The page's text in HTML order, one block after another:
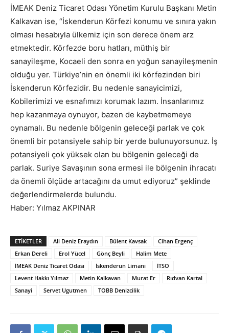
İMEAK Deniz Ticaret Odası Yönetim Kurulu Başkanı Metin
Kalkavan ise, “İskenderun Körfezi konumu ve sınıra yakın
olması hesabıyla ülkemiz için son derece önem arz
etmektedir. Körfezde boru hatları, müthiş bir
sanayileşme, Kocaeli den sonra en yoğun sanayileşmenin
olduğu yer. Türkiye’nin en önemli iki körfezinden biri
İskenderun Körfezidir. Bu nedenle sanayicimizi,
Kobilerimizi ve esnafımızı korumak lazım. İnsanlarımız
hep kazanmaya oynuyor, bazen de kaybetmemeye
oynamalı. Bu nedenle bölgenin geleceği parlak ve çok
önemli bir potansiyele sahip bir yerde bulunuyorsunuz. İş
potansiyeli çok yüksek olan bu bölgenin geleceği de
parlak. Suriye Savaşının sona ermesi ile bölgenin ihracatı
da önemli ölçüde artacağını da umut ediyoruz” şeklinde
değerlendirmelerde bulundu.
Haber: Yılmaz AKPINAR
ETIKETLER Ali Deniz Eraydın Bülent Kavsak
Cihan Ergenç
Erkan Dereli
Erol Yücel Gönç Beyli
Halim Mete
İMEAK Deniz Ticaret Odası
İskenderun Limanı
İTSO
Levent Hakkı Yılmaz
Metin Kalkavan Murat Er
Rıdvan Kartal
Sanayi
Servet Ugutmen TOBB Denizcilik